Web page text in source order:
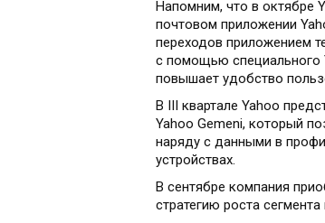
Напомним, что в октябре
почтовом приложении
переходов приложением
с помощью специального
повышает удобство
В III квартале Yahoo
Yahoo Gemeni, который
наряду с данными в
устройствах.
В сентябре компания
стратегию роста